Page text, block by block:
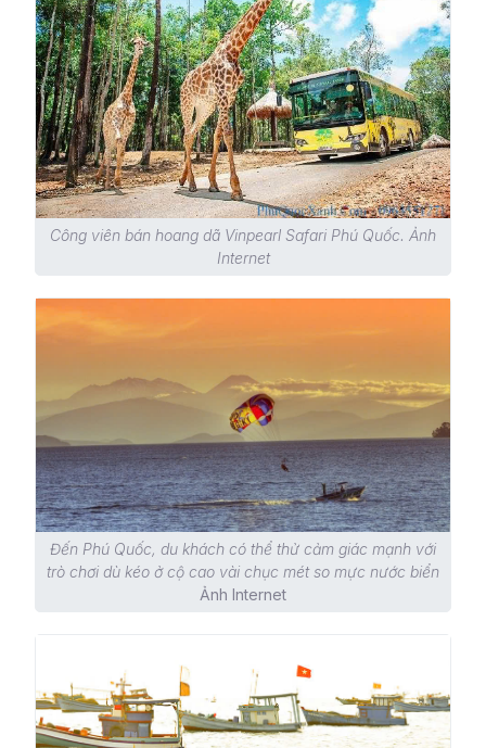
Công viên bán hoang dã Vinpearl Safari Phú Quốc. Ảnh
Internet
Đến Phú Quốc, du khách có thể thử cảm giác mạnh với
trò chơi dù kéo ở cộ cao vài chục mét so mực nước biển
Ảnh Internet